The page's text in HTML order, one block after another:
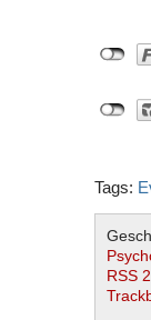
Tags:
RSS